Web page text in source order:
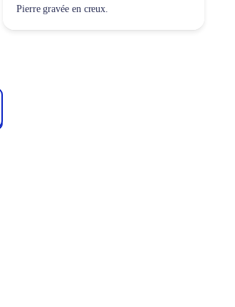
Pierre gravée en creux.